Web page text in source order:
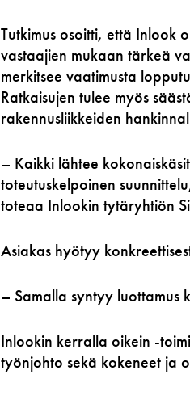
Tutkimus osoitti, että Inlook
vastaajien mukaan tärkeä
merkitsee vaatimusta
Ratkaisujen tulee myös
rakennusliikkeiden
– Kaikki lähtee
toteutuskelpoinen
toteaa Inlookin tytäryhtiön
Asiakas hyötyy
– Samalla syntyy luottamus
Inlookin kerralla oikein -
työnjohto sekä kokeneet ja